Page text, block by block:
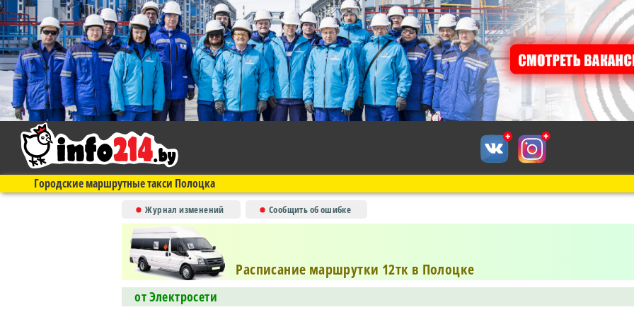
Городские маршрутные такси Полоцка
Журнал изменений Сообщить об ошибке
Расписание маршрутки 12тк в Полоцке
от Электросети